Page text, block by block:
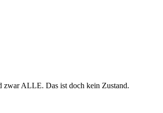
zwar ALLE. Das ist doch kein Zustand.